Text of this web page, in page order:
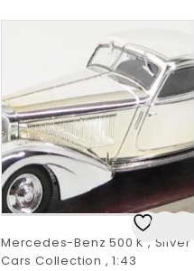
Mercedes-Benz 500 K , Silver
Cars Collection , 1:43